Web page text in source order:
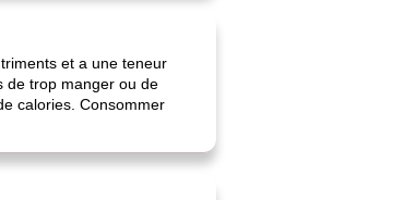
et a une teneur
de trop manger ou de
calories. Consommer